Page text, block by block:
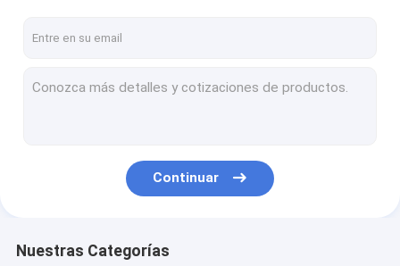
Continuar
Nuestras Categorías